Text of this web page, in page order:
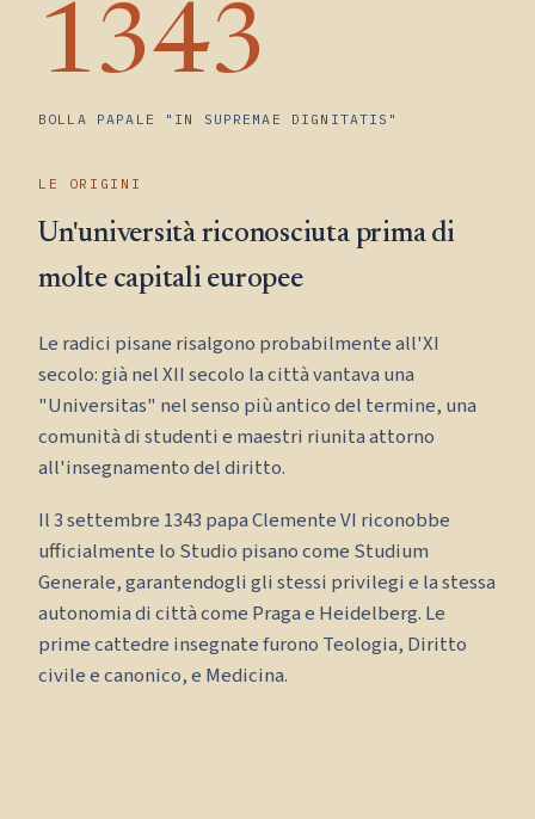
1343
BOLLA PAPALE "IN SUPREMAE DIGNITATIS"
LE ORIGINI
Un'università riconosciuta prima di
molte capitali europee
Le radici pisane risalgono probabilmente all'XI
secolo: già nel XII secolo la città vantava una
"Universitas" nel senso più antico del termine, una
comunità di studenti e maestri riunita attorno
all'insegnamento del diritto.
Il 3 settembre 1343 papa Clemente VI riconobbe
ufficialmente lo Studio pisano come Studium
Generale, garantendogli gli stessi privilegi e la stessa
autonomia di città come Praga e Heidelberg. Le
prime cattedre insegnate furono Teologia, Diritto
civile e canonico, e Medicina.